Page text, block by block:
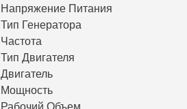
Напряжение Питания
Тип Генератора
Частота
Тип Двигателя
Двигатель
Мощность
Рабочий Объем